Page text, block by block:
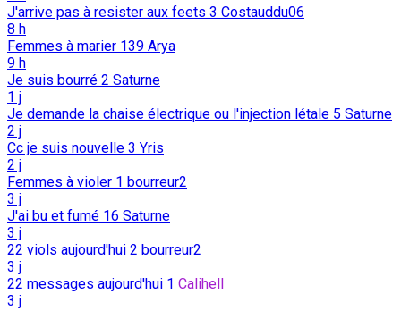
J'arrive pas à resister aux feets 3 Costauddu06
8 h
Femmes à marier 139 Arya
9 h
Je suis bourré 2 Saturne
1 j
Je demande la chaise électrique ou l'injection létale 5 Saturne
2 j
Cc je suis nouvelle 3 Yris
2 j
Femmes à violer 1 bourreur2
3 j
J'ai bu et fumé 16 Saturne
3 j
22 viols aujourd'hui 2 bourreur2
3 j
22 messages aujourd'hui 1 Calihell
3 j